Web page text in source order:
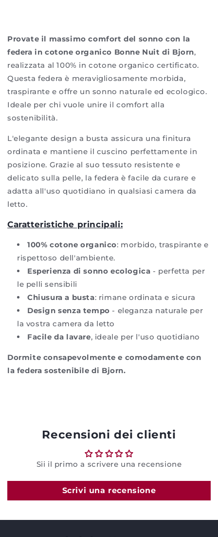
in
biologico
in
biologico
Provate il massimo comfort del sonno con la
federa in cotone organico Bonne Nuit di Bjorn,
realizzata al 100% in cotone organico certificato.
Questa federa è meravigliosamente morbida,
traspirante e offre un sonno naturale ed ecologico.
Ideale per chi vuole unire il comfort alla
sostenibilità.
L'elegante design a busta assicura una finitura
ordinata e mantiene il cuscino perfettamente in
posizione. Grazie al suo tessuto resistente e
delicato sulla pelle, la federa è facile da curare e
adatta all'uso quotidiano in qualsiasi camera da
letto.
Caratteristiche principali:
100% cotone organico: morbido, traspirante e
rispettoso dell'ambiente.
Esperienza di sonno ecologica - perfetta per
le pelli sensibili
Chiusura a busta: rimane ordinata e sicura
Design senza tempo - eleganza naturale per
la vostra camera da letto
Facile da lavare, ideale per l'uso quotidiano
Dormite consapevolmente e comodamente con
la federa sostenibile di Bjorn.
Recensioni dei clienti
Sii il primo a scrivere una recensione
Scrivi una recensione